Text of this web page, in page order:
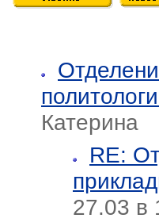
Катерина
RE:
27.03 в